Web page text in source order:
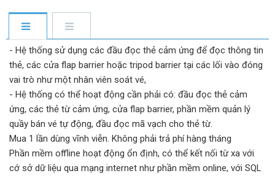
- Hệ thống sử dụng các đầu đọc thẻ cảm ứng để đọc thông tin
thẻ, các cửa flap barrier hoặc tripod barrier tại các lối vào đóng
vai trò như một nhân viên soát vé,
- Hệ thống có thể hoạt động cần phải có: đầu đọc thẻ cảm
ứng, các thẻ từ cảm ứng, cửa flap barrier, phần mềm quản lý
quầy bán vé tự động, đầu đọc mã vạch cho thẻ từ.
Mua 1 lần dùng vĩnh viễn. Không phải trả phí hàng tháng
Phần mềm offline hoạt động ổn định, có thể kết nối từ xa với
cớ sở dữ liệu qua mạng internet như phần mềm online, với SQL